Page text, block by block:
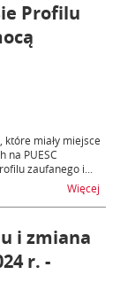
Profilu
które miały miejsce
na PUESC
zaufanego i...
Więcej
i zmiana
r. -